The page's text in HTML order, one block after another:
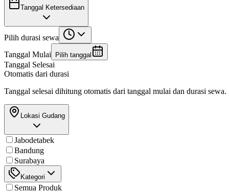
Tanggal Ketersediaan
Pilih durasi sewa
Tanggal Mulai
Pilih tanggal
Tanggal Selesai
Otomatis dari durasi
Tanggal selesai dihitung otomatis dari tanggal mulai dan durasi sewa.
Lokasi Gudang
Jabodetabek
Bandung
Surabaya
Kategori
Semua Produk